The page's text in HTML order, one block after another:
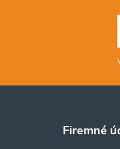
Firemné